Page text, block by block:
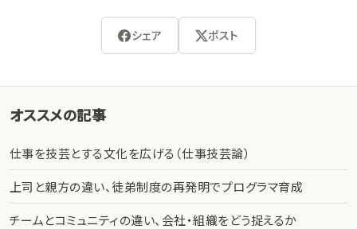
シェア ポスト
オススメの記事
仕事を技芸とする文化を広げる（仕事技芸論）
上司と親方の違い、徒弟制度の再発明でプログラマ育成
チームとコミュニティの違い、会社・組織をどう捉えるか